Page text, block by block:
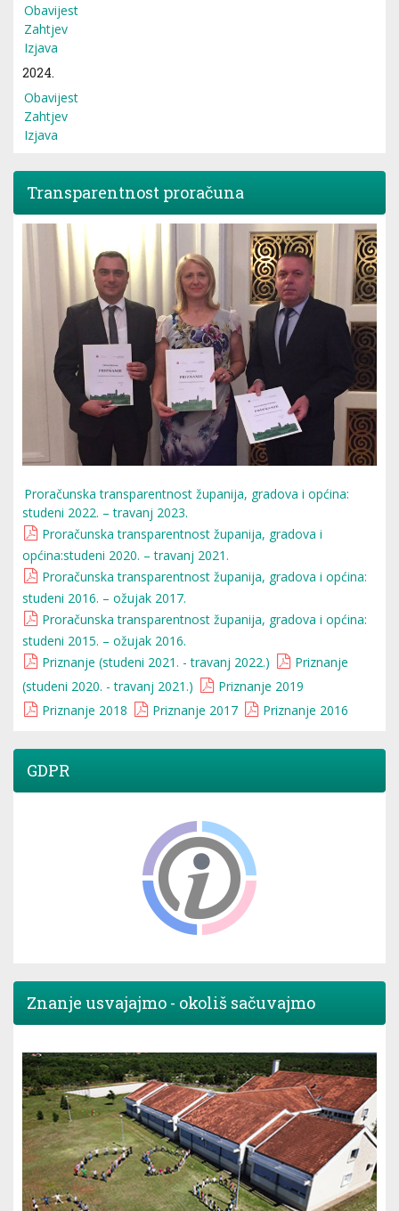
Obavijest
Zahtjev
Izjava
2024.
Obavijest
Zahtjev
Izjava
Transparentnost proračuna
Proračunska transparentnost županija, gradova i općina:
studeni 2022. – travanj 2023.
Proračunska transparentnost županija, gradova i
općina:studeni 2020. – travanj 2021.
Proračunska transparentnost županija, gradova i općina:
studeni 2016. – ožujak 2017.
Proračunska transparentnost županija, gradova i općina:
studeni 2015. – ožujak 2016.
Priznanje (studeni 2021. - travanj 2022.)
Priznanje
(studeni 2020. - travanj 2021.)
Priznanje 2019
Priznanje 2018
Priznanje 2017 Priznanje 2016
GDPR
Znanje usvajajmo - okoliš sačuvajmo